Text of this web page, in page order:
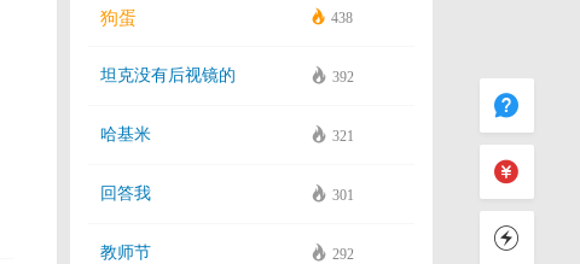
狗蛋 438
坦克没有后视镜的 392
哈基米 321
回答我 301
教师节 292